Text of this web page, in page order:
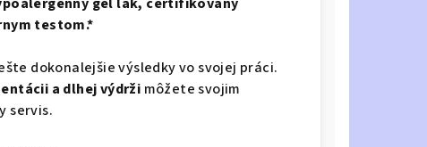
testom.*
dokonalejšie výsledky vo svojej práci.
a dlhej výdrži môžete svojim
servis.